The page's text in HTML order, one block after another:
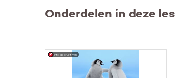
Onderdelen in deze les
Info gebruikt van: